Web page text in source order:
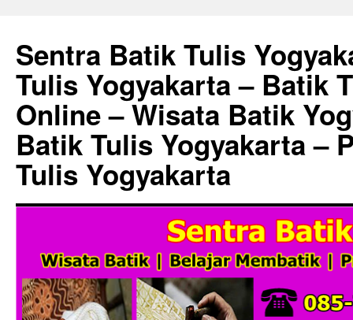
Sentra Batik Tulis
Tulis Yogyakarta – Batik
Online – Wisata Batik
Batik Tulis Yogyakarta –
Tulis Yogyakarta